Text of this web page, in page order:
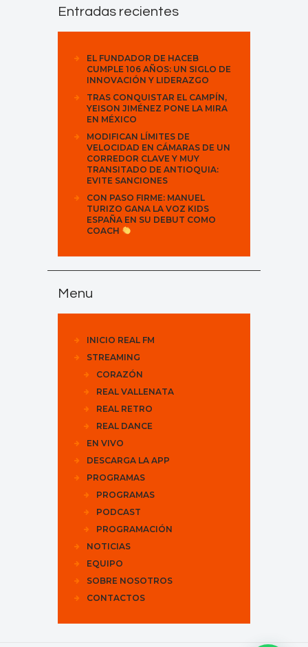
Entradas recientes
EL FUNDADOR DE HACEB
CUMPLE 106 AÑOS: UN SIGLO DE
INNOVACIÓN Y LIDERAZGO
TRAS CONQUISTAR EL CAMPÍN,
YEISON JIMÉNEZ PONE LA MIRA
EN MÉXICO
MODIFICAN LÍMITES DE
VELOCIDAD EN CÁMARAS DE UN
CORREDOR CLAVE Y MUY
TRANSITADO DE ANTIOQUIA:
EVITE SANCIONES
CON PASO FIRME: MANUEL
TURIZO GANA LA VOZ KIDS
ESPAÑA EN SU DEBUT COMO
COACH
Menu
INICIO REAL FM
STREAMING
CORAZÓN
REAL VALLENATA
REAL RETRO
REAL DANCE
EN VIVO
DESCARGA LA APP
PROGRAMAS
PROGRAMAS
PODCAST
PROGRAMACIÓN
NOTICIAS
EQUIPO
SOBRE NOSOTROS
CONTACTOS